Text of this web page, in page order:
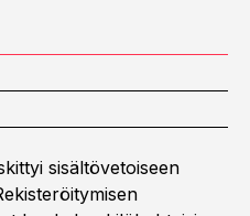
sisältövetoiseen